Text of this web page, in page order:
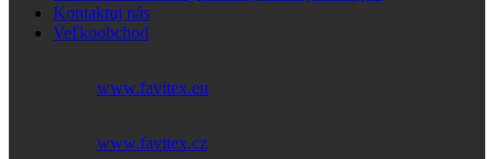
Kontaktuj nás
Veľkoobchod
www.favitex.eu
www.favitex.cz